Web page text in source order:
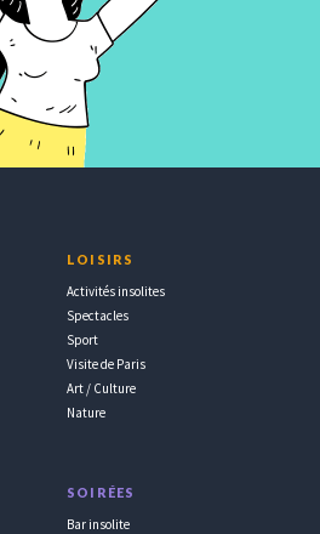
LOISIRS
Activités insolites
Spectacles
Sport
Visite de Paris
Art / Culture
Nature
SOIRÉES
Bar insolite